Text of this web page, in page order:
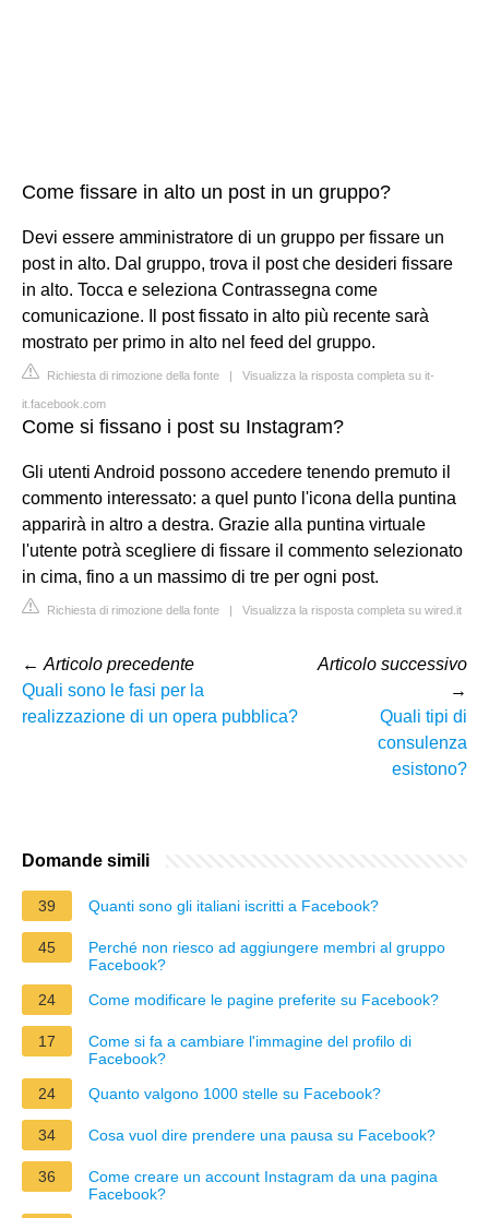
Come fissare in alto un post in un gruppo?
Devi essere amministratore di un gruppo per fissare un
post in alto. Dal gruppo, trova il post che desideri fissare
in alto. Tocca e seleziona Contrassegna come
comunicazione. Il post fissato in alto più recente sarà
mostrato per primo in alto nel feed del gruppo.
Richiesta di rimozione della fonte | Visualizza la risposta completa su it-
it.facebook.com
Come si fissano i post su Instagram?
Gli utenti Android possono accedere tenendo premuto il
commento interessato: a quel punto l'icona della puntina
apparirà in altro a destra. Grazie alla puntina virtuale
l'utente potrà scegliere di fissare il commento selezionato
in cima, fino a un massimo di tre per ogni post.
Richiesta di rimozione della fonte | Visualizza la risposta completa su wired.it
← Articolo precedente
Quali sono le fasi per la
realizzazione di un opera pubblica?
Articolo successivo
→
Quali tipi di
consulenza
esistono?
Domande simili
39 Quanti sono gli italiani iscritti a Facebook?
45
Perché non riesco ad aggiungere membri al gruppo
Facebook?
24
Come modificare le pagine preferite su Facebook?
17
Come si fa a cambiare l'immagine del profilo di
Facebook?
24
Quanto valgono 1000 stelle su Facebook?
34 Cosa vuol dire prendere una pausa su Facebook?
36
Come creare un account Instagram da una pagina
Facebook?